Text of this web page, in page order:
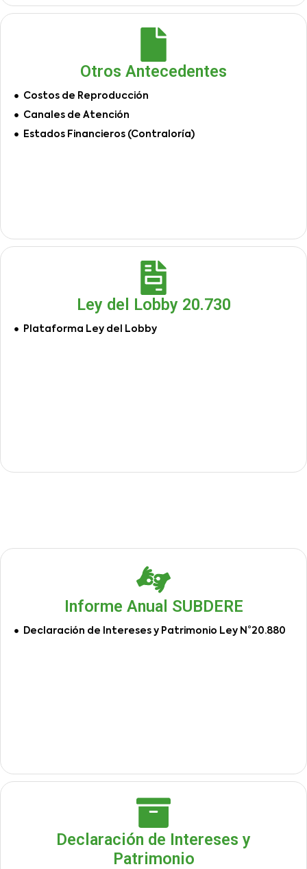
Otros Antecedentes
Costos de Reproducción
Canales de Atención
Estados Financieros (Contraloría)
Ley del Lobby 20.730
Plataforma Ley del Lobby
Informe Anual SUBDERE
Declaración de Intereses y Patrimonio Ley N°20.880
Declaración de Intereses y
Patrimonio